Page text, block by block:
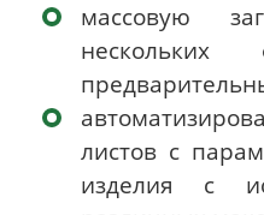
массовую
листов с
изделия с